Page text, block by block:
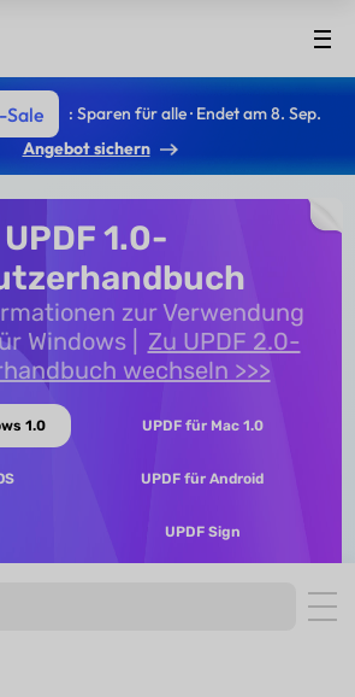
: Sparen für alle · Endet am 8. Sep.
Angebot sichern
UPDF 1.0-
zur Verwendung
Windows
Zu UPDF 2.0-
wechseln >>>
1.0 UPDF für Mac 1.0
UPDF für Android
UPDF Sign